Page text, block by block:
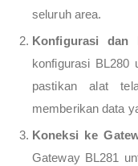
seluruh area.
Konfigurasi dan
konfigurasi BL280
pastikan alat
memberikan data
Koneksi ke
Gateway BL281